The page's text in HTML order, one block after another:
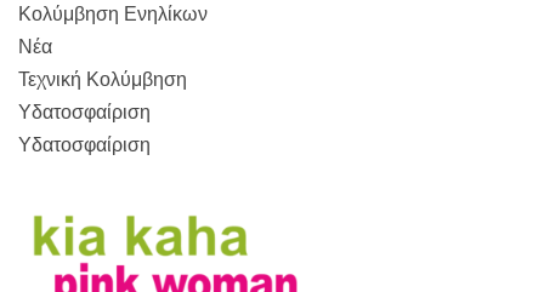
Κολύμβηση Ενηλίκων
Νέα
Τεχνική Κολύμβηση
Υδατοσφαίριση
Υδατοσφαίριση